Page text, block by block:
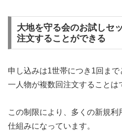
大地を守る会のお試しセ
注文することができる
申し込みは1世帯につき1回ま
一人物が複数回注文することは
この制限により、多くの新規利
仕組みになっています。